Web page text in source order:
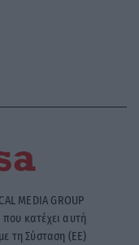
MEDIA GROUP
που κατέχει αυτή
τη Σύσταση (ΕΕ)